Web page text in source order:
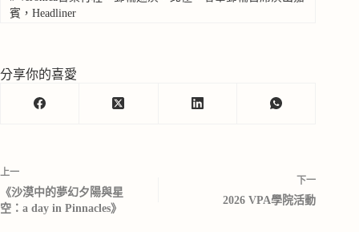
賓，Headliner
分享你的喜愛
上一
《沙漠中的夢幻夕陽與星
空：a day in Pinnacles》
下一
2026 VPA學院活動